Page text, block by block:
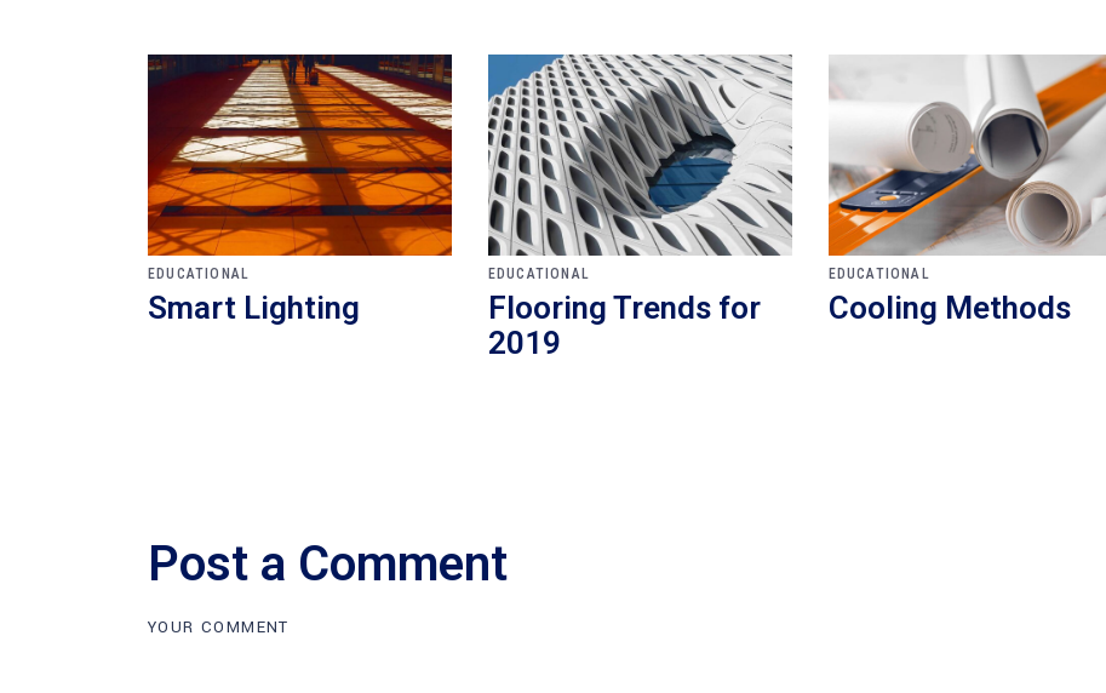
EDUCATIONAL
Smart Lighting
EDUCATIONAL
Flooring Trends for
2019
EDUCATIONAL
Cooling Methods
Post a Comment